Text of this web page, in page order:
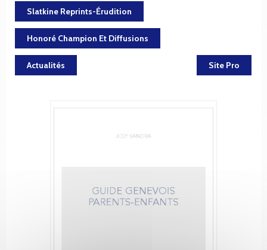
Slatkine Reprints-Érudition
Honoré Champion Et Diffusions
Actualités Site Pro